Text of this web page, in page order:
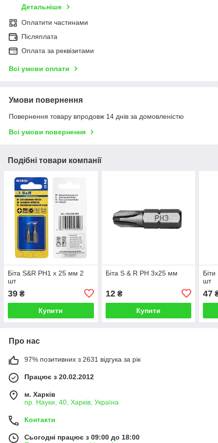
Детальніше
Оплатити частинами
Післяплата
Оплата за реквізитами
Всі умови оплати
Умови повернення
Повернення товару впродовж 14 днів за домовленістю
Всі умови повернення
Подібні товари компанії
Біта S&R PH1 x 25 мм 2
шт
39 ₴
Купити
Біта S & R PH 3х25 мм
12₴
Купити
шт
47
Про нас
97% позитивних з 2631 відгука за рік
Працює з 20.02.2012
м. Харків
пр. Науки, 40, Харків, Україна
Контакти
Сьогодні працює з 09:00 до 18:00